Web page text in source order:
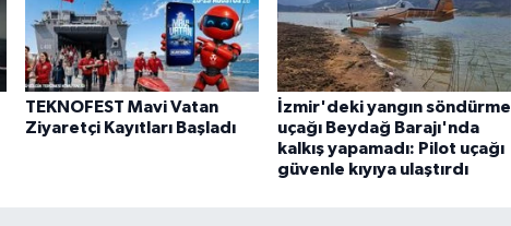
TEKNOFEST Mavi Vatan
Ziyaretçi Kayıtları Başladı
İzmir'deki yangın söndürme
uçağı Beydağ Barajı'nda
kalkış yapamadı: Pilot uçağı
güvenle kıyıya ulaştırdı